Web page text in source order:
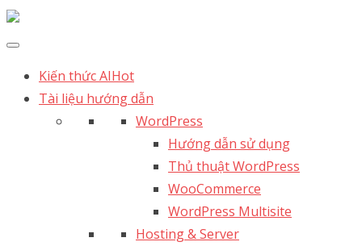
Kiến thức AIHot
Tài liệu hướng dẫn
WordPress
Hướng dẫn sử dụng
Thủ thuật WordPress
WooCommerce
WordPress Multisite
Hosting & Server